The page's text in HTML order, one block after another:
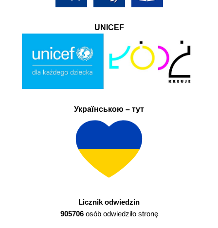
UNICEF
Українською – тут
Licznik odwiedzin
905706osób odwiedziło stronę